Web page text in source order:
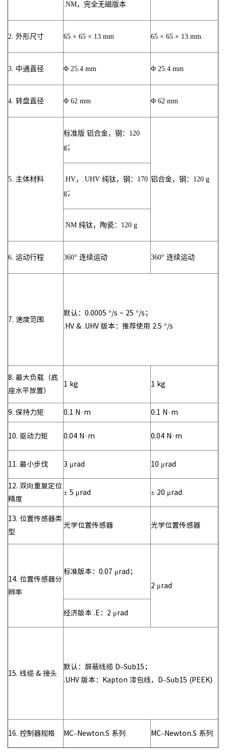
.NM，完全无磁版本
2. 外形尺寸 65 × 65 × 13 mm 65 × 65 × 13 mm
3. 中通直径 Φ 25.4 mm Φ 25.4 mm
4. 转盘直径 Φ 62 mm Φ 62 mm
5. 主体材料
标准版 铝合金，钢：120
g；
铝合金，钢：120 g
.HV，.UHV 纯钛，钢：170
g；
.NM 纯钛，陶瓷：120 g
6. 运动行程 360° 连续运动 360° 连续运动
7. 速度范围
默认：0.0005 °/s ~ 25 °/s；
.HV & .UHV 版本：推荐使用 2.5 °/s
8. 最大负载（底
座水平放置）
1 kg 1 kg
9. 保持力矩 0.1 N·m 0.1 N·m
10. 驱动力矩 0.04 N·m 0.04 N·m
11. 最小步伐 3 μrad 10 μrad
12. 双向重复定位
精度
± 5 μrad ± 20 μrad
13. 位置传感器类
型
光学位置传感器 光学位置传感器
14. 位置传感器分
辨率
标准版本：0.07 μrad；
2 μrad
经济版本 .E：2 μrad
15. 线缆 & 接头
默认：屏蔽线缆 D–Sub15；
.UHV 版本：Kapton 漆包线，D–Sub15 (PEEK)
16. 控制器规格 MC–Newton.S 系列 MC–Newton.S 系列